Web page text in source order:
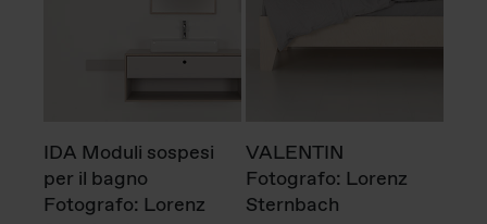
IDA Moduli sospesi
per il bagno
Fotografo: Lorenz
VALENTIN
Fotografo: Lorenz
Sternbach